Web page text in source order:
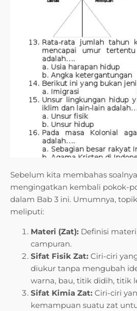
Sebelum kita membahas
mengingatkan kembali pokok-
dalam Bab 3 ini. Umumnya,
meliputi:
Materi (Zat): Definisi
campuran.
Sifat Fisik Zat: Ciri-ciri
diukur tanpa mengubah
warna, bau, titik didih, titik
Sifat Kimia Zat: Ciri-ciri
kemampuan suatu zat